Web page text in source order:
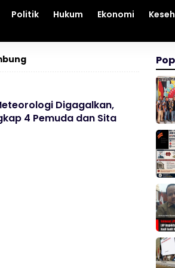
Politik Hukum Ekonomi
Digagalkan,
4 Pemuda dan Sita